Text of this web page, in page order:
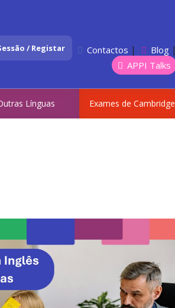
/ Registar Contactos | Blog|
APPI Talks
Línguas Exames de Cambridge